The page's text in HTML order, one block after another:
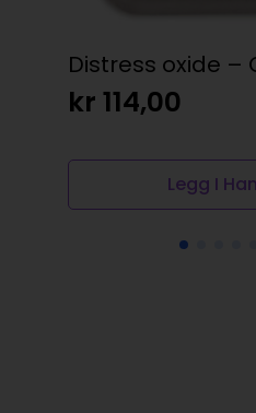
Distress oxide –
kr 114,00
Legg I